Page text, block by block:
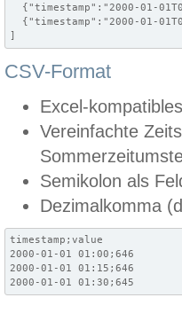
{"timestamp":"2000-01-
{"timestamp":"2000-01-
]
CSV-Format
Excel-
Vereinfachte
Semikolon als
Dezimalkomma
timestamp;value
2000-01-01 01:00;646
2000-01-01 01:15;646
2000-01-01 01:30;645